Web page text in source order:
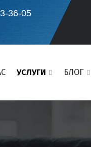
36-05
УСЛУГИ БЛОГ